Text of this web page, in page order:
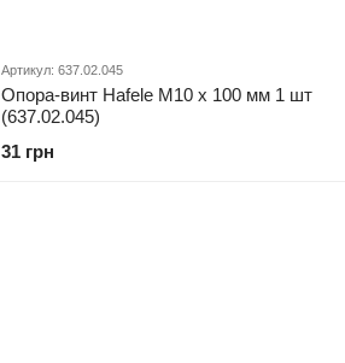
Артикул: 637.02.045
Опора-винт Hafele М10 х 100 мм 1 шт
(637.02.045)
31 грн